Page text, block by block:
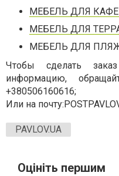
МЕБЕЛЬ ДЛЯ
МЕБЕЛЬ ДЛЯ
МЕБЕЛЬ ДЛЯ
Чтобы сделать
информацию,
+380506160616;
Или на почту:
PAVLOV.UA
Оцініть першим